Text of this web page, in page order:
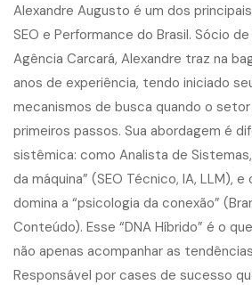
Alexandre Augusto é um dos
SEO e Performance do Brasil. Sócio
Agência Carcará, Alexandre traz na
anos de experiência, tendo iniciado
mecanismos de busca quando o setor
primeiros passos. Sua abordagem é
sistêmica: como Analista de
da máquina” (SEO Técnico, IA, LLM),
domina a “psicologia da conexão”
Conteúdo). Esse “DNA Híbrido” é o
não apenas acompanhar as
Responsável por cases de sucesso